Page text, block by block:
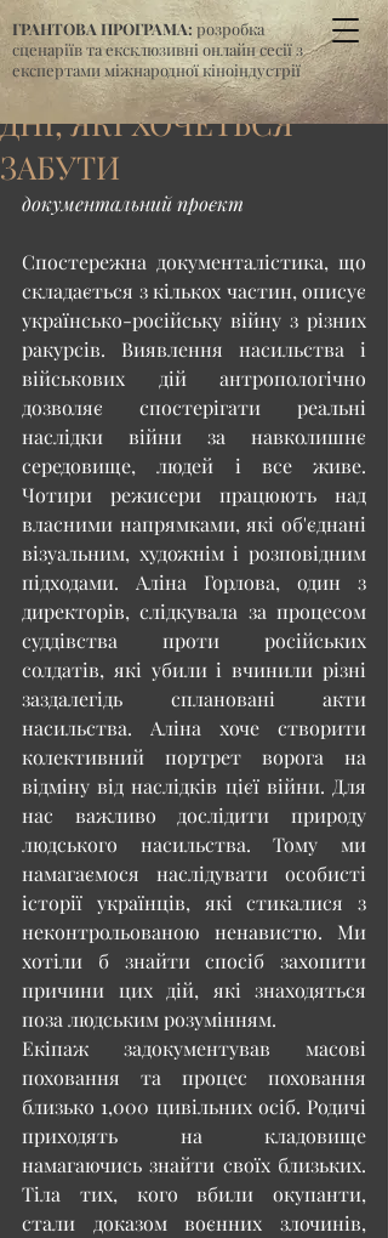
ГРАНТОВА ПРОГРАМА: розробка
сценаріїв та ексклюзивні онлайн сесії з
експертами міжнародної кіноіндустрії
ДНІ, ЯКІ ХОЧЕТЬСЯ
ЗАБУТИ
документальний проєкт
Спостережна документалістика, що
складається з кількох частин, описує
українсько-російську війну з різних
ракурсів. Виявлення насильства і
військових дій антропологічно
дозволяє спостерігати реальні
наслідки війни за навколишнє
середовище, людей і все живе.
Чотири режисери працюють над
власними напрямками, які об'єднані
візуальним, художнім і розповідним
підходами. Аліна Горлова, один з
директорів, слідкувала за процесом
суддівства проти російських
солдатів, які убили і вчинили різні
заздалегідь сплановані акти
насильства. Аліна хоче створити
колективний портрет ворога на
відміну від наслідків цієї війни. Для
нас важливо дослідити природу
людського насильства. Тому ми
намагаємося наслідувати особисті
історії українців, які стикалися з
неконтрольованою ненавистю. Ми
хотіли б знайти спосіб захопити
причини цих дій, які знаходяться
поза людським розумінням.
Екіпаж задокументував масові
поховання та процес поховання
близько 1,000 цивільних осіб. Родичі
приходять на кладовище
намагаючись знайти своїх близьких.
Тіла тих, кого вбили окупанти,
стали доказом воєнних злочинів,